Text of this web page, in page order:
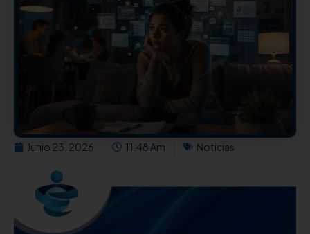
Junio 23, 2026 11:48 Am Noticias